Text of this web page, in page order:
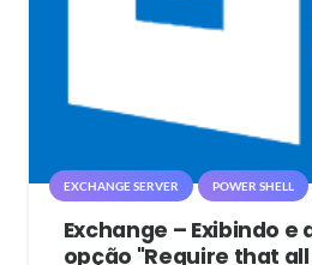
EXCHANGE SERVER POWER SHELL
Exchange – Exibindo
opção "Require that